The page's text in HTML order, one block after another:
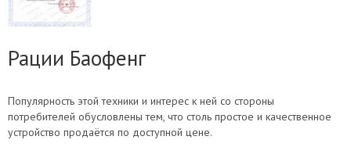
Рации Баофенг
Популярность этой техники и интерес к ней со стороны
потребителей обусловлены тем, что столь простое и качественное
устройство продаётся по доступной цене.